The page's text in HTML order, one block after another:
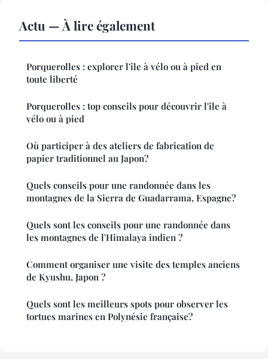
Actu — À lire également
Porquerolles : explorer l'île à vélo ou à pied en
toute liberté
Porquerolles : top conseils pour découvrir l'île à
vélo ou à pied
Où participer à des ateliers de fabrication de
papier traditionnel au Japon?
Quels conseils pour une randonnée dans les
montagnes de la Sierra de Guadarrama, Espagne?
Quels sont les conseils pour une randonnée dans
les montagnes de l'Himalaya indien ?
Comment organiser une visite des temples anciens
de Kyushu, Japon ?
Quels sont les meilleurs spots pour observer les
tortues marines en Polynésie française?